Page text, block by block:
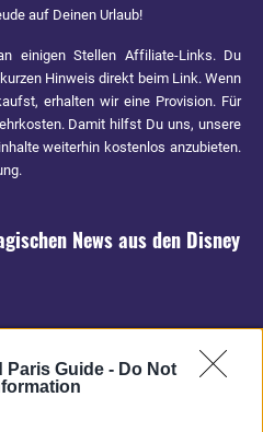
Paris Guide - Do Not
auf Deinen Urlaub!
einigen Stellen Affiliate-Links. Du
Hinweis direkt beim Link. Wenn
erhalten wir eine Provision. Für
Damit hilfst Du uns, unsere
weiterhin kostenlos anzubieten.
News aus den Disney